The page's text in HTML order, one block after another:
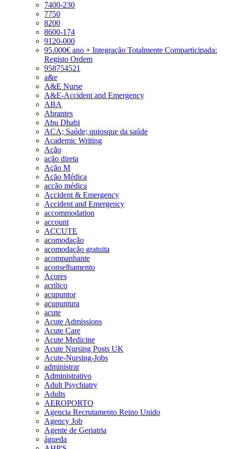
7400-230
7750
8200
8600-174
9120-000
95.000€ ano + Integração Totalmente Comparticipada:
Registo Ordem
958754521
a&e
A&E Nurse
A&E-Accident and Emergency
ABA
Abrantes
Abu Dhabi
ACA; Saúde; quiosque da saúde
Academic Writing
Ação
ação direta
Ação M
Ação Médica
acção médica
Accident & Emergency
Accident and Emergency
accommodation
account
ACCUTE
acomodação
acomodação gratuita
acompanhante
aconselhamento
Açores
acrilico
acupuntor
acupuntura
acute
Acute Admissions
Acute Care
Acute Medicine
Acute Nursing Posts UK
Acute-Nursing-Jobs
administrar
Administrativo
Adult Psychiatry
Adults
AEROPORTO
Agencia Recrutamento Reino Unido
Agency Job
Agente de Geriatria
águeda